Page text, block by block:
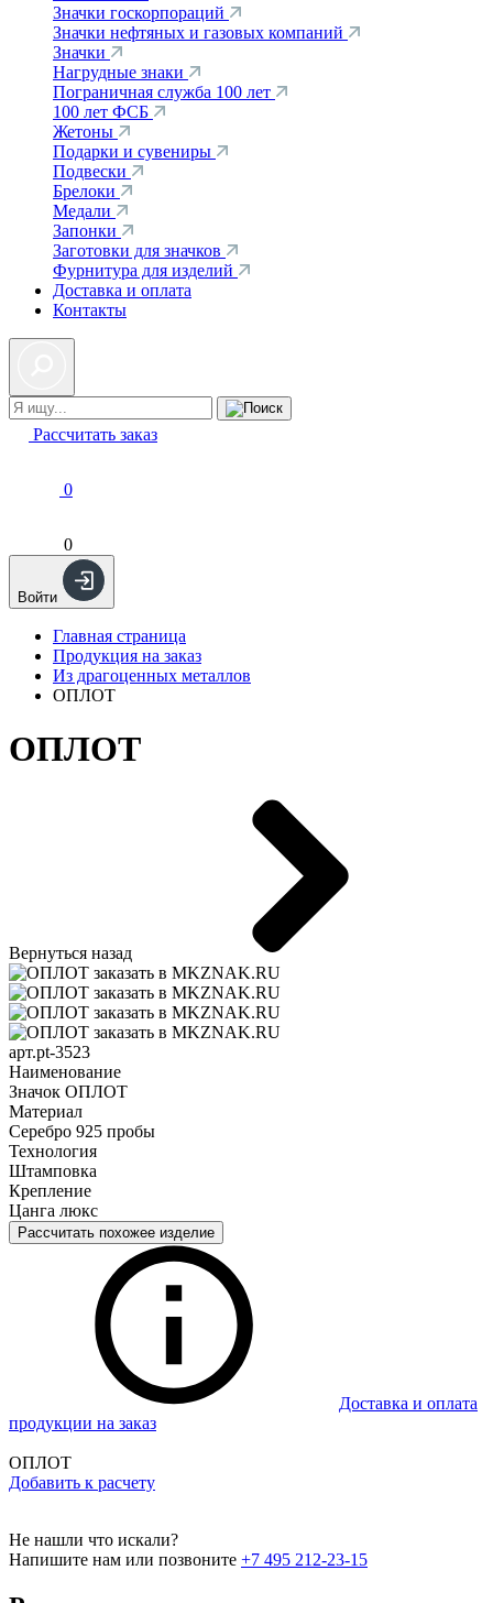
Значки госкорпораций
Значки нефтяных и газовых компаний
Значки
Нагрудные знаки
Пограничная служба 100 лет
100 лет ФСБ
Жетоны
Подарки и сувениры
Подвески
Брелоки
Медали
Запонки
Заготовки для значков
Фурнитура для изделий
Доставка и оплата
Контакты
Рассчитать заказ
0
0
Войти
Главная страница
Продукция на заказ
Из драгоценных металлов
ОПЛОТ
ОПЛОТ
Вернуться назад
арт.pt-3523
Наименование
Значок ОПЛОТ
Материал
Серебро 925 пробы
Технология
Штамповка
Крепление
Цанга люкс
Рассчитать похожее изделие
Доставка и оплата
продукции на заказ
ОПЛОТ
Добавить к расчету
Не нашли что искали?
Напишите нам или позвоните +7 495 212-23-15